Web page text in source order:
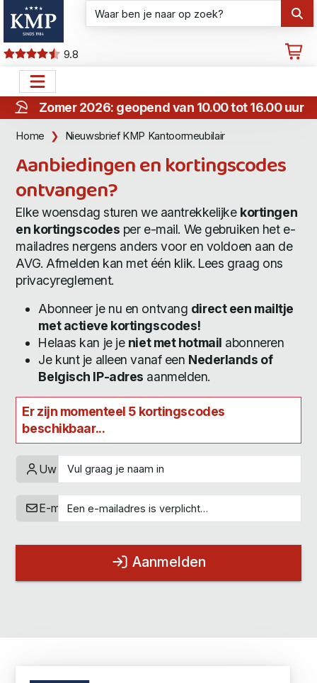
9.8
Zomer 2026: geopend van 10.00 tot 16.00 uur
Home Nieuwsbrief KMP Kantoormeubilair
Aanbiedingen en kortingscodes
ontvangen?
Elke woensdag sturen we aantrekkelijke kortingen
en kortingscodes per e-mail. We gebruiken het e-
mailadres nergens anders voor en voldoen aan de
AVG. Afmelden kan met één klik. Lees graag ons
privacyreglement.
Abonneer je nu en ontvang direct een mailtje
met actieve kortingscodes!
Helaas kan je je niet met hotmail abonneren
Je kunt je alleen vanaf een Nederlands of
Belgisch IP-adres aanmelden.
Er zijn momenteel 5 kortingscodes
beschikbaar...
Uw naam
E-mailadres
Aanmelden